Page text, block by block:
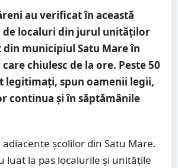
au verificat în această
de localuri din jurul unităților
municipiul Satu Mare în
chiulesc de la ore. Peste 50
legitimați, spun oamenii legii,
continua și în săptămânile
școlilor din Satu Mare.
luat la pas localurile și unitățile